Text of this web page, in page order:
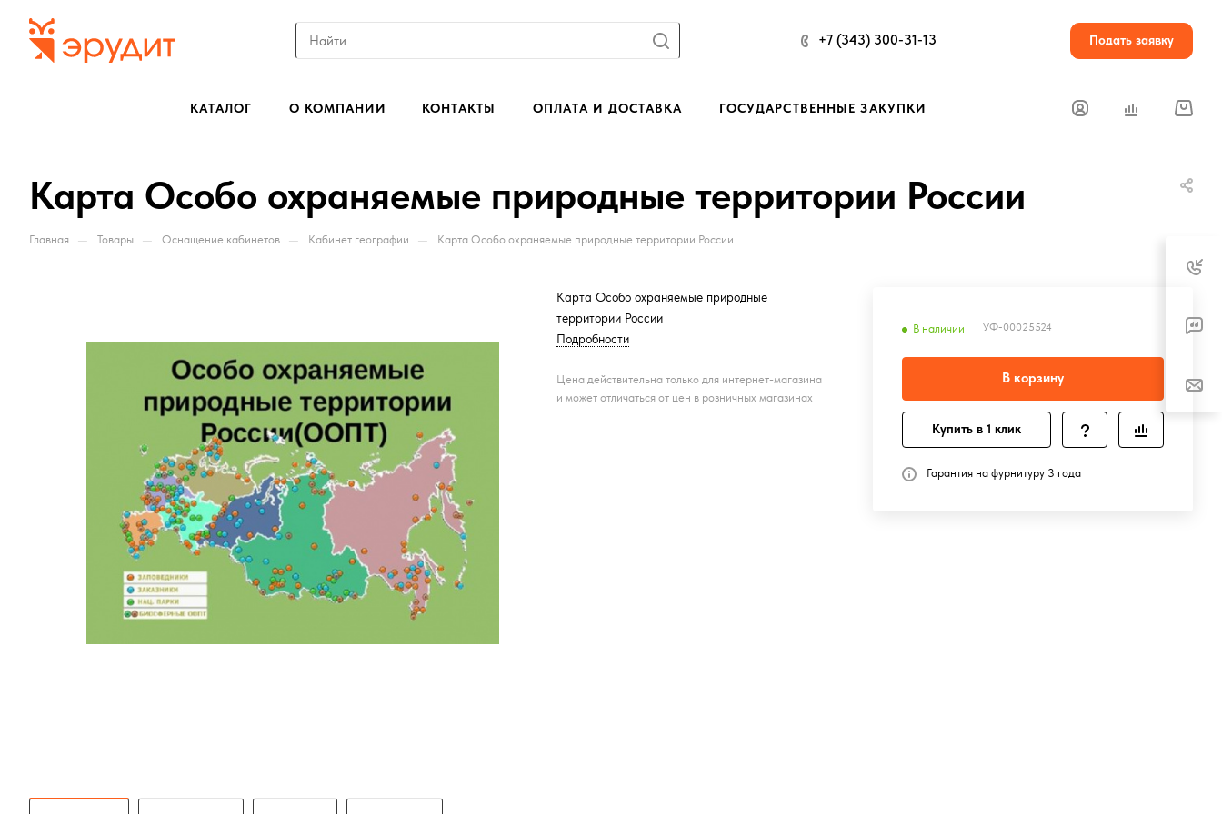
+7 (343) 300-31-13 Подать заявку
КАТАЛОГ О КОМПАНИИ КОНТАКТЫ ОПЛАТА И ДОСТАВКА ГОСУДАРСТВЕННЫЕ ЗАКУПКИ
Карта Особо охраняемые природные территории России
Главная — Товары — Оснащение кабинетов — Кабинет географии — Карта Особо охраняемые природные территории России
В наличии УФ-00025524
В корзину
Купить в 1 клик
Гарантия на фурнитуру 3 года
Карта Особо охраняемые природные
территории России
Подробности
Цена действительна только для интернет-магазина
и может отличаться от цен в розничных магазинах